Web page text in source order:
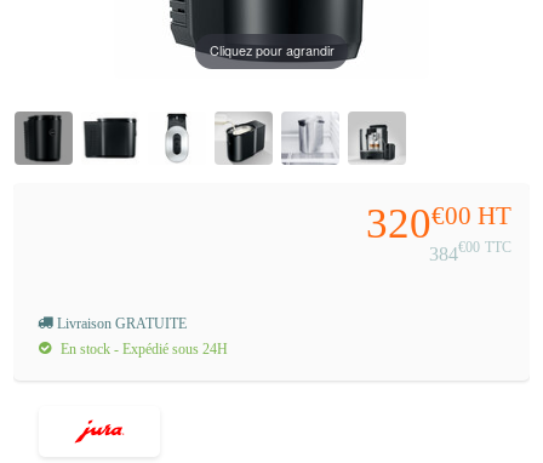
Cliquez pour agrandir
320€00 HT
384€00 TTC
Livraison GRATUITE
En stock - Expédié sous 24H